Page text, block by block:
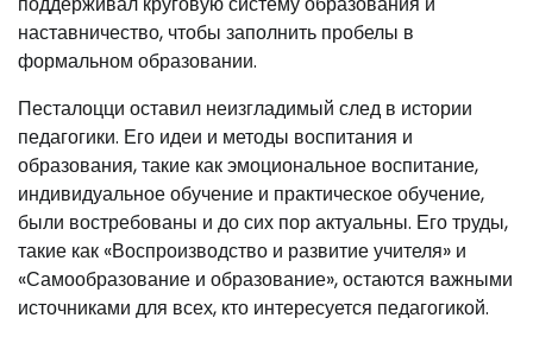
наставничество, чтобы заполнить пробелы в
формальном образовании.
Песталоцци оставил неизгладимый след в истории
педагогики. Его идеи и методы воспитания и
образования, такие как эмоциональное воспитание,
индивидуальное обучение и практическое обучение,
были востребованы и до сих пор актуальны. Его труды,
такие как «Воспроизводство и развитие учителя» и
«Самообразование и образование», остаются важными
источниками для всех, кто интересуется педагогикой.